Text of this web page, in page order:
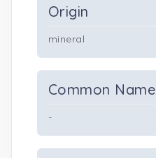
Origin
mineral
Common Name
-